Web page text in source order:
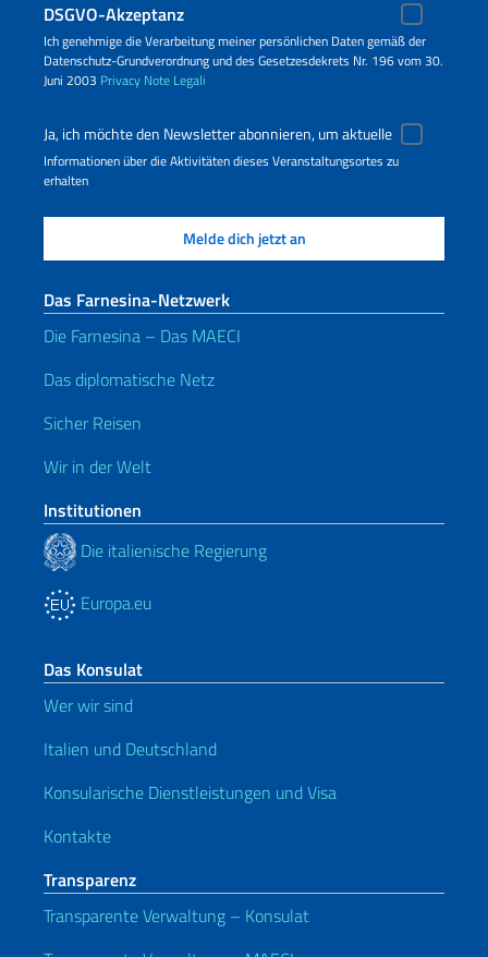
DSGVO-Akzeptanz
Ich genehmige die Verarbeitung meiner persönlichen Daten gemäß der
Datenschutz-Grundverordnung und des Gesetzesdekrets Nr. 196 vom 30.
Juni 2003 Privacy Note Legali
Ja, ich möchte den Newsletter abonnieren, um aktuelle
Informationen über die Aktivitäten dieses Veranstaltungsortes zu
erhalten
Das Farnesina-Netzwerk
Die Farnesina – Das MAECI
Das diplomatische Netz
Sicher Reisen
Wir in der Welt
Institutionen
Die italienische Regierung
Europa.eu
Das Konsulat
Wer wir sind
Italien und Deutschland
Konsularische Dienstleistungen und Visa
Kontakte
Transparenz
Transparente Verwaltung – Konsulat